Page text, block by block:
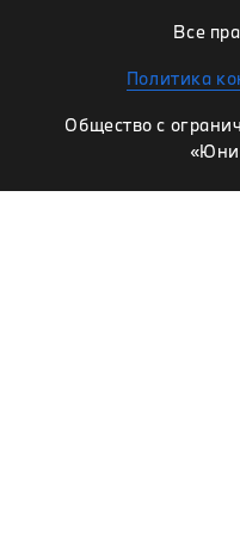
Все
Политика
Общество с